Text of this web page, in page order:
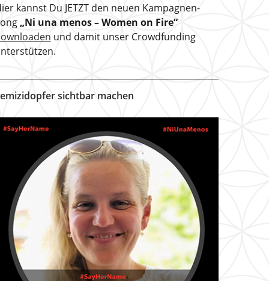
kannst Du JETZT den neuen Kampagnen-
„Ni una menos – Women on Fire“
und damit unser Crowdfunding
sichtbar machen